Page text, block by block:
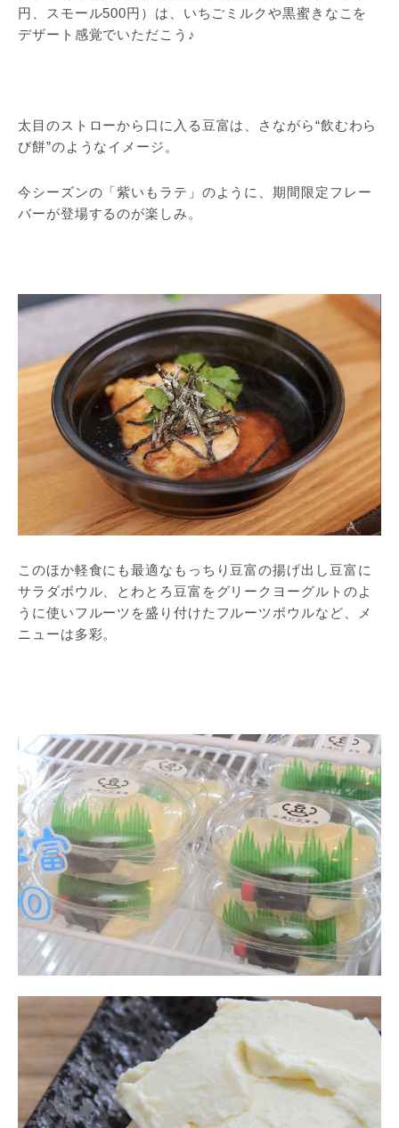
円、スモール500円）は、いちごミルクや黒蜜きなこを
デザート感覚でいただこう♪
太目のストローから口に入る豆富は、さながら“飲むわら
び餅”のようなイメージ。
今シーズンの「紫いもラテ」のように、期間限定フレー
バーが登場するのが楽しみ。
このほか軽食にも最適なもっちり豆富の揚げ出し豆富に
サラダボウル、とわとろ豆富をグリークヨーグルトのよ
うに使いフルーツを盛り付けたフルーツボウルなど、メ
ニューは多彩。